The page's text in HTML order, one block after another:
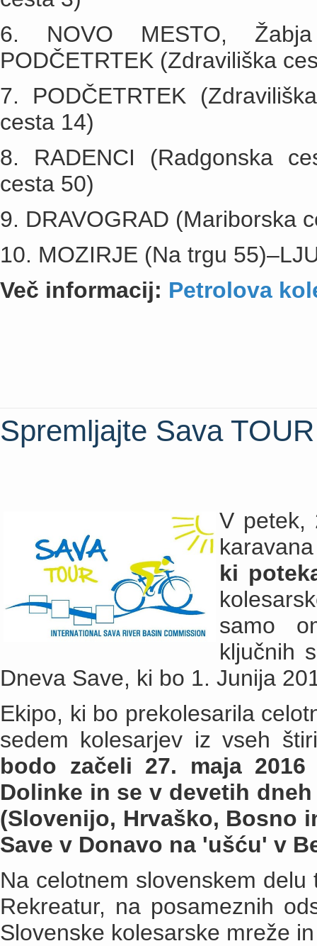
6. NOVO MESTO,
PODČETRTEK (Zdraviliška
7. PODČETRTEK
cesta 14)
8. RADENCI (Radgonska
cesta 50)
9. DRAVOGRAD (Mariborska
10. MOZIRJE (Na trgu
Več informacij: Petrolova
Spremljajte Sava
V petek,
ki
samo
ključnih
Dneva Save, ki bo 1. Junija
Ekipo, ki bo prekolesarila
sedem kolesarjev iz vseh
bodo začeli 27. maja
Dolinke in se v devetih
(Slovenijo, Hrvaško, Bosno
Save v Donavo na 'ušću' v
Na celotnem slovenskem
Rekreatur, na posameznih
Slovenske kolesarske mreže